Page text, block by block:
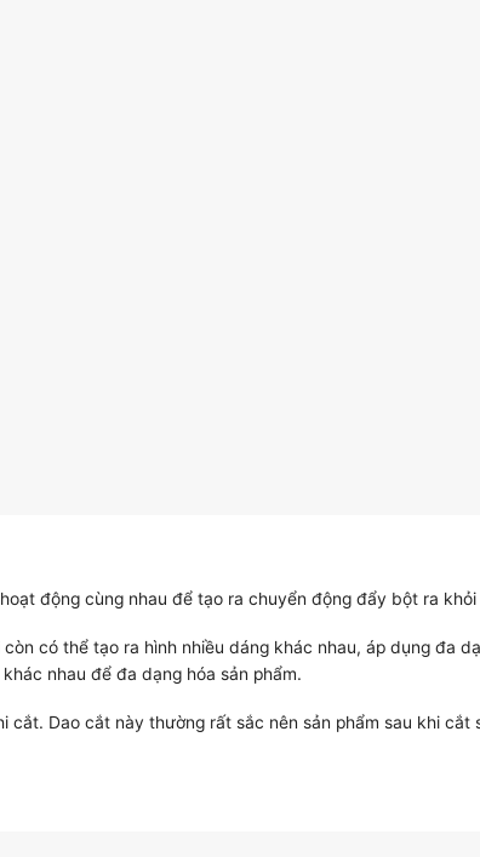
động cùng nhau để tạo ra chuyển động đẩy bột ra khỏi
có thể tạo ra hình nhiều dáng khác nhau, áp dụng đa
nhau để đa dạng hóa sản phẩm.
cắt. Dao cắt này thường rất sắc nên sản phẩm sau khi cắt